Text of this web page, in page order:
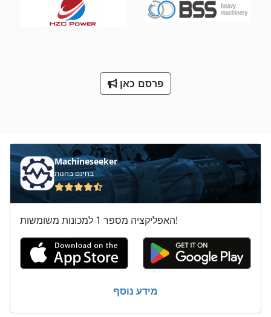
פרסם כאן
Machineseeker
בחינם בחנות
האפליקציה מספר 1 למכונות משומשות!
מידע נוסף